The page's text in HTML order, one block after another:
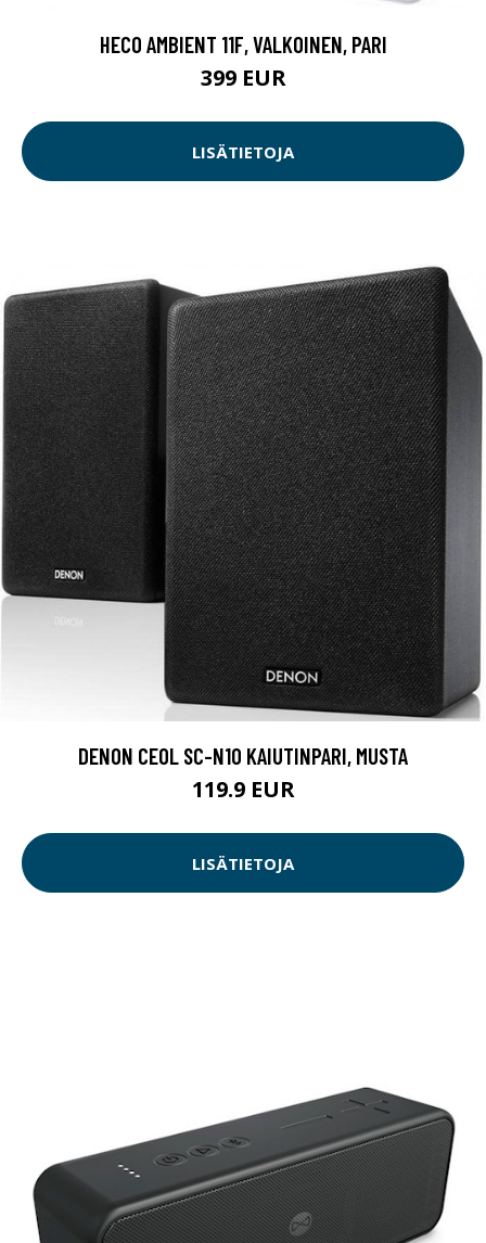
HECO AMBIENT 11F, VALKOINEN, PARI
399 EUR
LISÄTIETOJA
DENON CEOL SC-N10 KAIUTINPARI, MUSTA
119.9 EUR
LISÄTIETOJA